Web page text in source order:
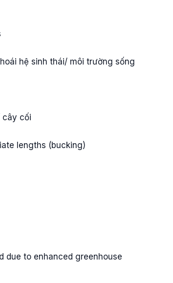
hệ sinh thái/ môi trường sống
cây cối
lengths (bucking)
due to enhanced greenhouse